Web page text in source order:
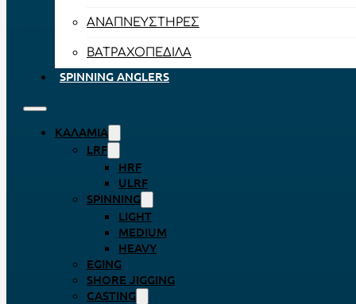
ΑΝΑΠΝΕΥΣΤΉΡΕΣ
ΒΑΤΡΑΧΟΠΈΔΙΛΑ
SPINNING ANGLERS
ΚΑΛΆΜΙΑ
LRF
HRF
ULRF
SPINNING
LIGHT
MEDIUM
HEAVY
EGING
SHORE JIGGING
CASTING